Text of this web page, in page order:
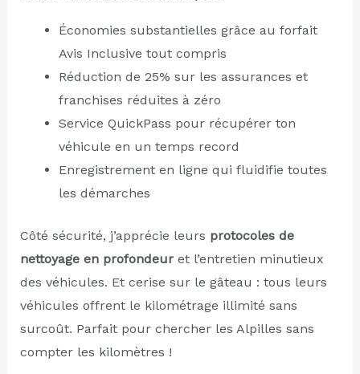
Économies substantielles grâce au forfait
Avis Inclusive tout compris
Réduction de 25% sur les assurances et
franchises réduites à zéro
Service QuickPass pour récupérer ton
véhicule en un temps record
Enregistrement en ligne qui fluidifie toutes
les démarches
Côté sécurité, j’apprécie leurs protocoles de
nettoyage en profondeuret l’entretien minutieux
des véhicules. Et cerise sur le gâteau : tous leurs
véhicules offrent le kilométrage illimité sans
surcoût. Parfait pour chercher les Alpilles sans
compter les kilomètres !